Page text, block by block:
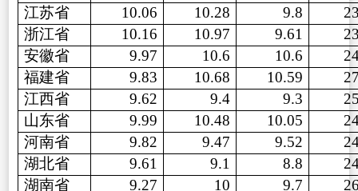
江苏省
10.06 10.28 9.8
浙江省
10.16 10.97 9.61
安徽省
9.97 10.6 10.6
福建省
9.83 10.68 10.59
江西省
9.62 9.4 9.3
山东省
9.99 10.48 10.05
河南省
9.82 9.47 9.52
湖北省
9.61 9.1 8.8
湖南省
9.27 10 9.7